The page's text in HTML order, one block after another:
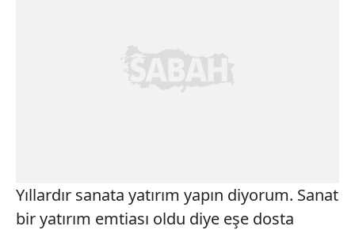
Yıllardır sanata yatırım yapın diyorum. Sanat
bir yatırım emtiası oldu diye eşe dosta